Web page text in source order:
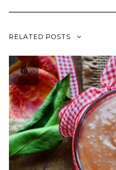
RELATED POSTS